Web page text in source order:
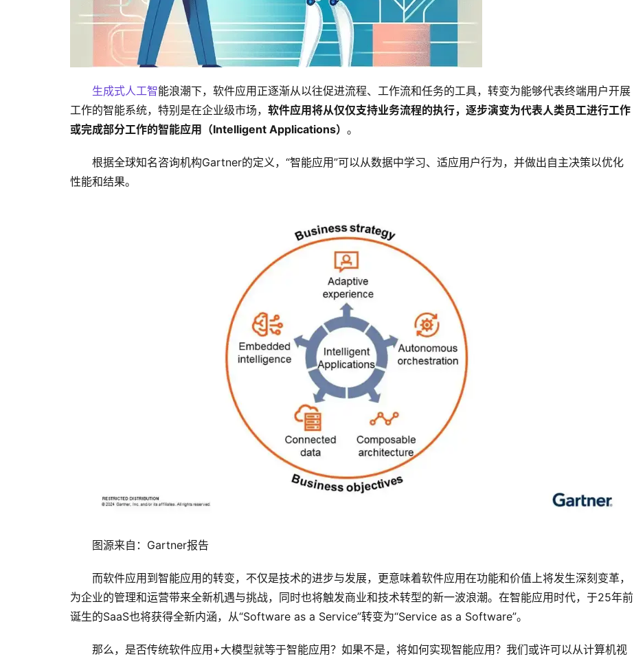
生成式人工智能浪潮下，软件应用正逐渐从以往促进流程、工作流和任务的工具，转变为能够代表终端用户开展
工作的智能系统，特别是在企业级市场， 软件应用将从仅仅支持业务流程的执行，逐步演变为代表人类员工进行工作
或完成部分工作的智能应用（Intelligent Applications） 。
根据全球知名咨询机构Gartner的定义，“智能应用”可以从数据中学习、适应用户行为，并做出自主决策以优化
性能和结果。
图源来自：Gartner报告
而软件应用到智能应用的转变，不仅是技术的进步与发展，更意味着软件应用在功能和价值上将发生深刻变革，
为企业的管理和运营带来全新机遇与挑战，同时也将触发商业和技术转型的新一波浪潮。在智能应用时代，于25年前
诞生的SaaS也将获得全新内涵，从“Software as a Service”转变为“Service as a Software”。
那么，是否传统软件应用+大模型就等于智能应用？如果不是，将如何实现智能应用？我们或许可以从计算机视